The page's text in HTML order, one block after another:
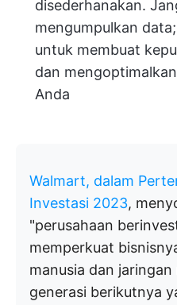
disederhanakan.
mengumpulkan
untuk membuat
dan
Anda
Walmart, dalam
Investasi 2023,
"perusahaan
memperkuat
manusia dan
generasi berikutnya